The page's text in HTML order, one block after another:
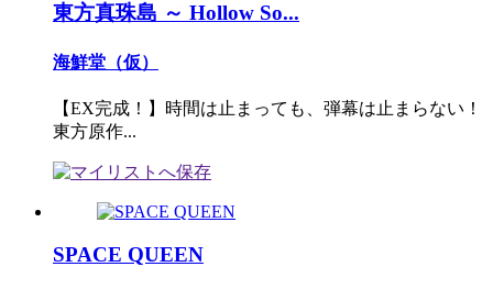
東方真珠島 ～ Hollow So...
海鮮堂（仮）
【EX完成！】時間は止まっても、弾幕は止まらない！
東方原作...
SPACE QUEEN